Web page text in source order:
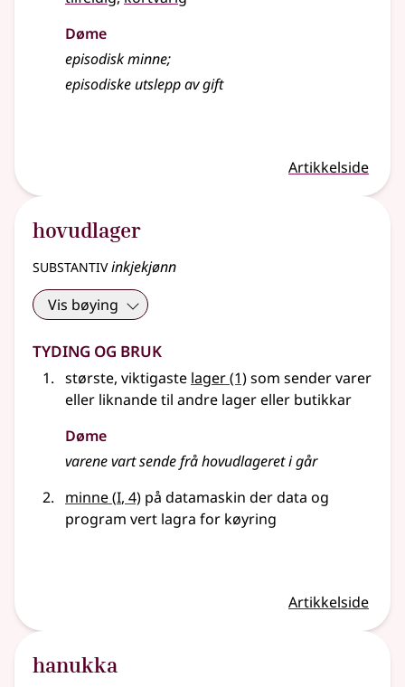
Døme
episodisk minne;
episodiske utslepp av gift
Artikkelside
hovudlager
substantivinkjekjønn
Vis bøying
Tyding og bruk
største, viktigaste lager(1)som sender varer
eller liknandetil andre lager eller butikkar
Døme
varene vart sende frå hovudlageret i går
minne(1
I, 4) på datamaskin der data og
program vert lagra for køyring
Artikkelside
hanukka